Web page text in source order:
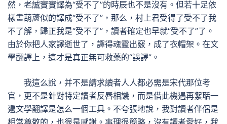
然，老誠實實譯為“受不了”的時辰也不是沒有。但若十足依
樣畫葫蘆似的譯成“受不了”，那么，村上君受得了受不了我
不了解，歸正我是“受不了”，讀者確定也早就“受不了”了。
由於你把人家譯逝世了，譯得魂靈出竅，成了衣帽架。在文
學翻譯上，這才是真正無可救藥的“誤譯”。
我這么說，并不是請求讀者人人都必需是宋代那位考
官，更不是針對特定讀者反唇相譏，而是借此機遇再絮聒一
遍文學翻譯是怎么一個工具。不夸張地說，我對讀者伴侶是
相當尊敬的，也很是感謝。事理很簡略，沒有讀者愛好，我